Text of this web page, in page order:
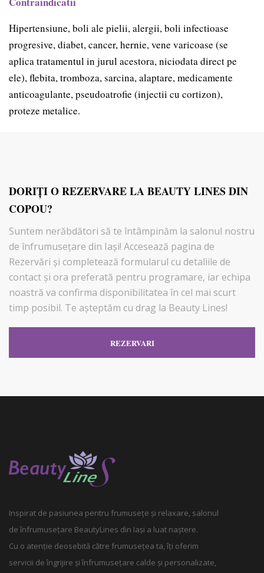
Hipertensiune, boli ale pielii, alergii, boli infectioase
progresive, diabet, cancer, hernie, vene varicoase (se
aplica tratamentul in jurul acestora, niciodata direct pe
ele), flebita, tromboza, sarcina, alaptare, medicamente
anticoagulante, pseudoatrofie (injectii cu cortizon),
proteze metalice.
DORIŢI O REZERVARE LA BEAUTY LINES DIN
COPOU?
Suntem nerăbdători să te întâmpinăm la salonul nostru
de înfrumusețare din Iași! Accesează pagina de
Rezervări şi completează formularul cu detaliile de
contact și ora preferată pentru programare, iar echipa
noastră va confirma disponibilitatea în cel mai scurt
timp posibil. Te așteptăm cu drag la Beauty Lines!
REZERVARI
Inspirat de pasiunea pentru frumusețe și relaxare, salonul
de înfrumusețare BeautyLines din Iași a luat naștere.
Cu o atenție deosebită către frumusețea ta, îți oferim
servicii de îngrijire și înfrumusețare calde și personalizate,